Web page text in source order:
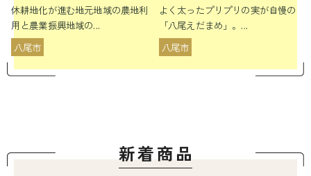
休耕地化が進む地元地域の農地利
用と農業振興地域の...
八尾市
よく太ったプリプリの実が自慢の
「八尾えだまめ」。...
八尾市
新着商品